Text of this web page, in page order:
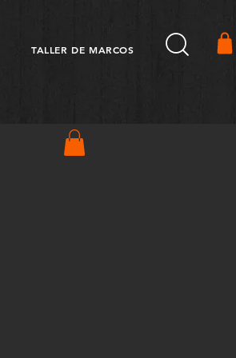
TALLER DE MARCOS